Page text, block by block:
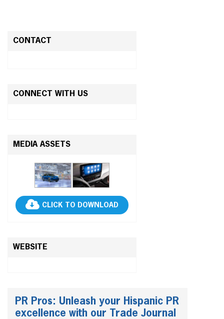
CONTACT
CONNECT WITH US
MEDIA ASSETS
CLICK TO DOWNLOAD
WEBSITE
PR Pros: Unleash your Hispanic PR
excellence with our Trade Journal